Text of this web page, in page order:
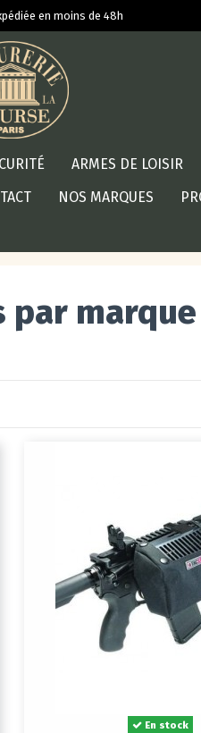
en moins de 48h
ARMES DE LOISIR
NOS MARQUES
En stock